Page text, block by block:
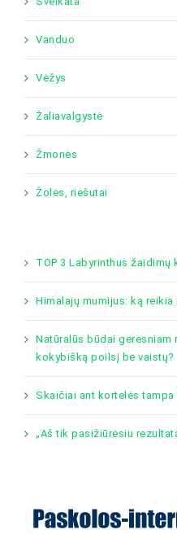
Vanduo
Vėžys
Žaliavalgystė
Žmonės
Žolės, riešutai
TOP 3 Labyrinthus
Himalajų mumijus: ką
Natūralūs būdai
kokybišką poilsį be vaistų?
Skaičiai ant kortelės
„Aš tik pasižiūrėsiu